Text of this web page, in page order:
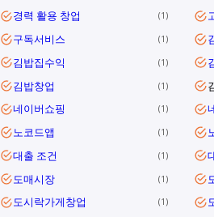
경력 활용 창업 1
구독서비스 1
김밥집수익 1
김밥창업 1
네이버쇼핑 1
노코드앱 1
대출 조건 1
도매시장 1
도시락가게창업 1